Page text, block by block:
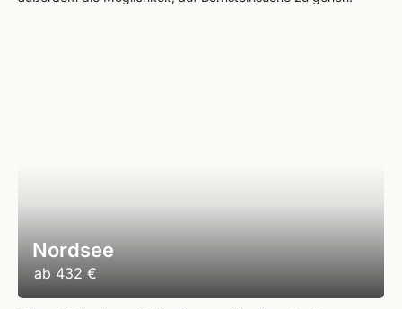
Nordsee
ab 432 €